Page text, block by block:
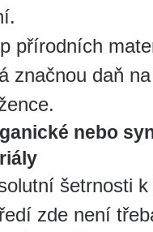
přírodních
značnou daň
nebo
šetrnosti
zde není